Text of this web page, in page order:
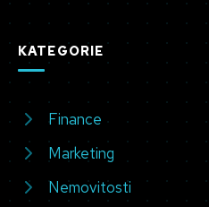
KATEGORIE
Finance
Marketing
Nemovitosti